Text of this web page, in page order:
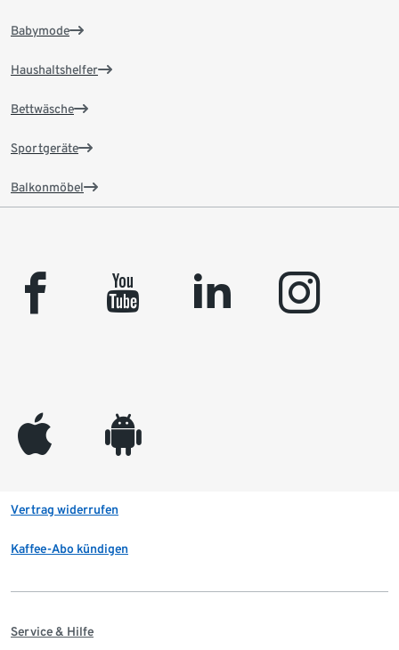
Babymode
Haushaltshelfer
Bettwäsche
Sportgeräte
Balkonmöbel
facebook youtube linkedin instagram
appleinc android
Vertrag widerrufen
Kaffee-Abo kündigen
Service & Hilfe